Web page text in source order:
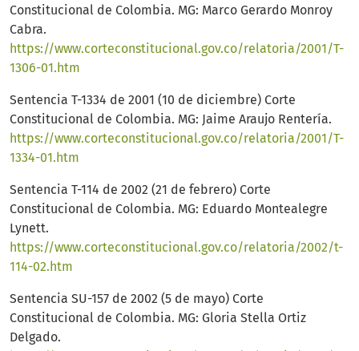
Constitucional de Colombia. MG: Marco Gerardo Monroy
Cabra.
https://www.corteconstitucional.gov.co/relatoria/2001/T-
1306-01.htm
Sentencia T-1334 de 2001 (10 de diciembre) Corte
Constitucional de Colombia. MG: Jaime Araujo Rentería.
https://www.corteconstitucional.gov.co/relatoria/2001/T-
1334-01.htm
Sentencia T-114 de 2002 (21 de febrero) Corte
Constitucional de Colombia. MG: Eduardo Montealegre
Lynett.
https://www.corteconstitucional.gov.co/relatoria/2002/t-
114-02.htm
Sentencia SU-157 de 2002 (5 de mayo) Corte
Constitucional de Colombia. MG: Gloria Stella Ortiz
Delgado.